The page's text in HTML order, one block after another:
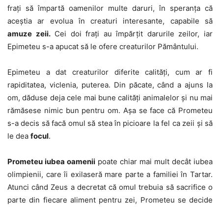
frați să împartă oamenilor multe daruri, în speranța că
aceștia ar evolua în creaturi interesante, capabile să
amuze zeii.Cei doi frați au împărțit darurile zeilor, iar
Epimeteu s-a apucat să le ofere creaturilor Pământului.
Epimeteu a dat creaturilor diferite calități, cum ar fi
rapiditatea, viclenia, puterea. Din păcate, când a ajuns la
om, dăduse deja cele mai bune calități animalelor și nu mai
rămăsese nimic bun pentru om. Așa se face că Prometeu
s-a decis să facă omul să stea în picioare la fel ca zeii și să
le dea focul.
Prometeu iubea oamenii poate chiar mai mult decât iubea
olimpienii, care îi exilaseră mare parte a familiei în Tartar.
Atunci când Zeus a decretat că omul trebuia să sacrifice o
parte din fiecare aliment pentru zei, Prometeu se decide